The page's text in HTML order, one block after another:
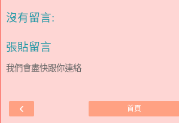
沒有留言:
張貼留言
我們會盡快跟你連絡
‹ 首頁